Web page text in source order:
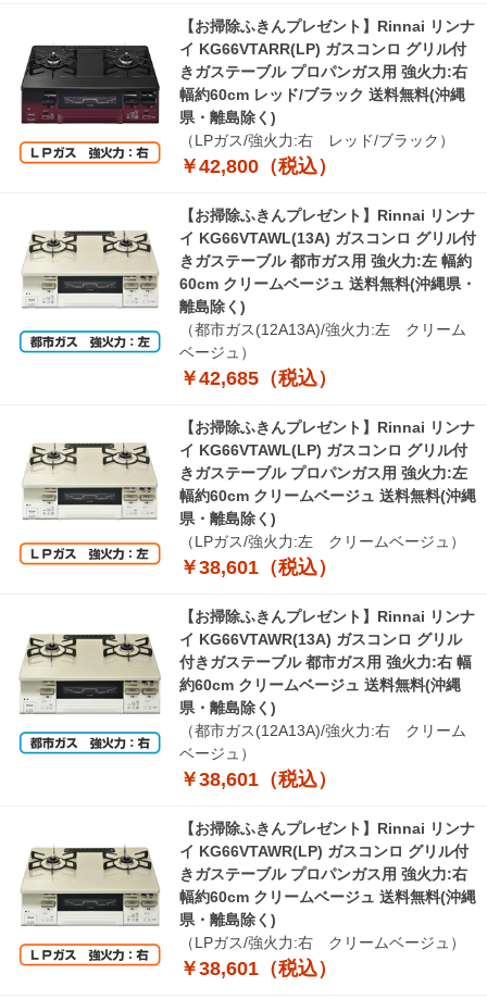
【お掃除ふきんプレゼント】Rinnai リンナ
イ KG66VTARR(LP) ガスコンロ グリル付
きガステーブル プロパンガス用 強火力:右
幅約60cm レッド/ブラック 送料無料(沖縄
県・離島除く)
（LPガス/強火力:右 レッド/ブラック）
￥42,800（税込）
【お掃除ふきんプレゼント】Rinnai リンナ
イ KG66VTAWL(13A) ガスコンロ グリル付
きガステーブル 都市ガス用 強火力:左 幅約
60cm クリームベージュ 送料無料(沖縄県・
離島除く)
（都市ガス(12A13A)/強火力:左 クリーム
ベージュ）
￥42,685（税込）
【お掃除ふきんプレゼント】Rinnai リンナ
イ KG66VTAWL(LP) ガスコンロ グリル付
きガステーブル プロパンガス用 強火力:左
幅約60cm クリームベージュ 送料無料(沖縄
県・離島除く)
（LPガス/強火力:左 クリームベージュ）
￥38,601（税込）
【お掃除ふきんプレゼント】Rinnai リンナ
イ KG66VTAWR(13A) ガスコンロ グリル
付きガステーブル 都市ガス用 強火力:右 幅
約60cm クリームベージュ 送料無料(沖縄
県・離島除く)
（都市ガス(12A13A)/強火力:右 クリーム
ベージュ）
￥38,601（税込）
【お掃除ふきんプレゼント】Rinnai リンナ
イ KG66VTAWR(LP) ガスコンロ グリル付
きガステーブル プロパンガス用 強火力:右
幅約60cm クリームベージュ 送料無料(沖縄
県・離島除く)
（LPガス/強火力:右 クリームベージュ）
￥38,601（税込）